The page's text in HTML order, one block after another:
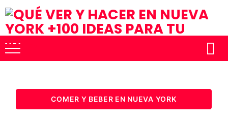
COMER Y BEBER EN NUEVA YORK